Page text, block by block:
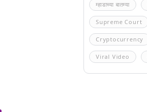
म्हाडाच्या बातम्या
Supreme Court
Cryptocurrency
Viral Video